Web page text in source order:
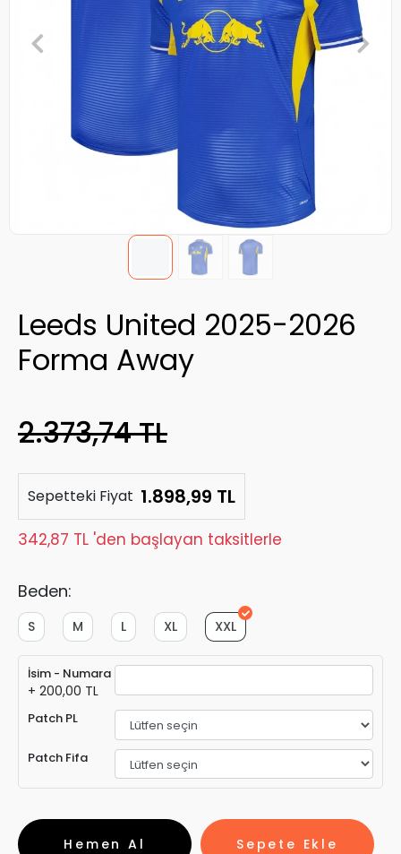
Leeds United 2025-2026
Forma Away
2.373,74 TL
Sepetteki Fiyat 1.898,99 TL
342,87 TL 'den başlayan taksitlerle
Beden:
XXL
XL
L
M
S
İsim - Numara
+ 200,00 TL
Patch PL
Patch Fifa
Sepete Ekle
Hemen Al